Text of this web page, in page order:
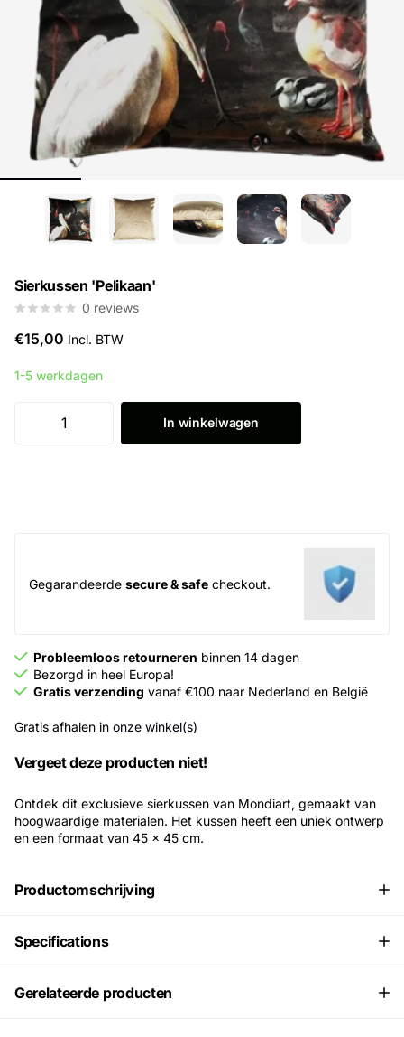
Sierkussen 'Pelikaan'
0 reviews
€15,00 Incl. BTW
1-5 werkdagen
In winkelwagen
Gegarandeerde secure & safe checkout.
Probleemloos retourneren binnen 14 dagen
Bezorgd in heel Europa!
Gratis verzending vanaf €100 naar Nederland en België
Gratis afhalen in onze winkel(s)
Vergeet deze producten niet!
Ontdek dit exclusieve sierkussen van Mondiart, gemaakt van
hoogwaardige materialen. Het kussen heeft een uniek ontwerp
en een formaat van 45 x 45 cm.
Productomschrijving
Specifications
Gerelateerde producten